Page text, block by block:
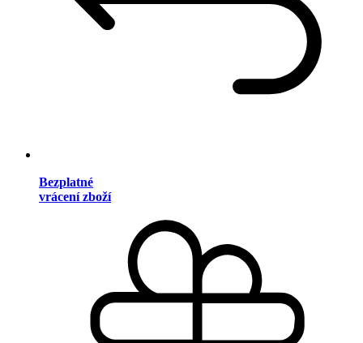
Bezplatné
vrácení zboží